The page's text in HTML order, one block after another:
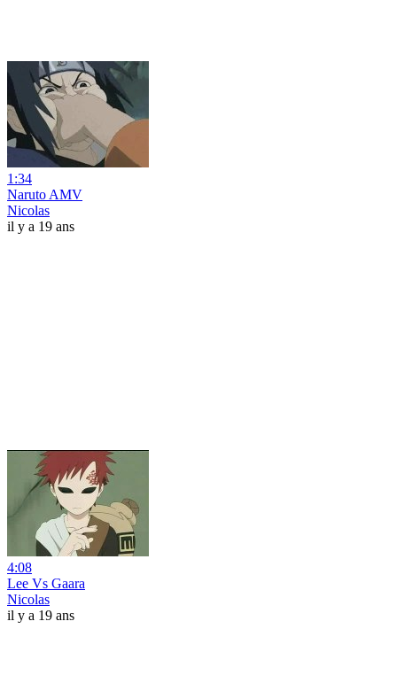
1:34
Naruto AMV
Nicolas
il y a 19 ans
4:08
Lee Vs Gaara
Nicolas
il y a 19 ans